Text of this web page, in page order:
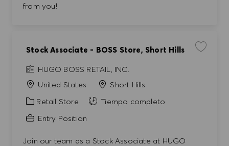
from you!
Stock Associate - BOSS Store, Short Hills
HUGO BOSS RETAIL, INC.
United States
Short Hills
Categoría
Retail Store
Tiempo completo
Entry Position
Join our team as a Stock Associate at HUGO
Guardar